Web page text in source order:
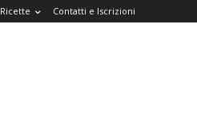
Ricette Contatti e Iscrizioni